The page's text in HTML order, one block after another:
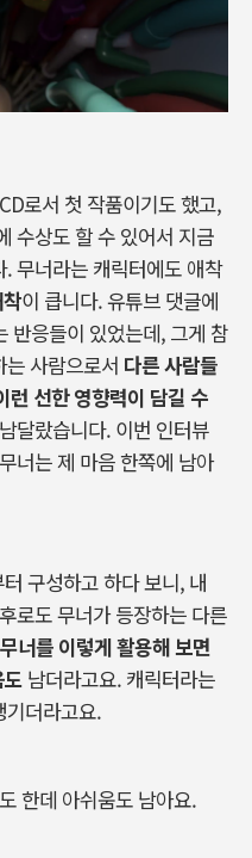
CD로서 첫 작품이기도했고,
수상도 할수 있어서 지금
. 무너라는 캐릭터에도 애착
이 큽니다.유튜브 댓글에
반응들이 있었는데, 그게 참
는 사람으로서 다른사람들
런 선한 영향력이 담길 수
남달랐습니다. 이번 인터뷰
무너는제 마음 한쪽에 남아
구성하고하다보니, 내
로도무너가 등장하는 다른
무너를 이렇게활용해보면
남더라고요. 캐릭터라는
기더라고요.
한데 아쉬움도 남아요.